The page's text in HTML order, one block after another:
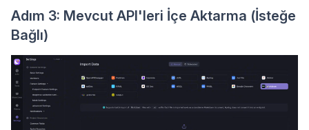
Adım 3: Mevcut API'leri İçe Aktarma (İsteğe
Bağlı)